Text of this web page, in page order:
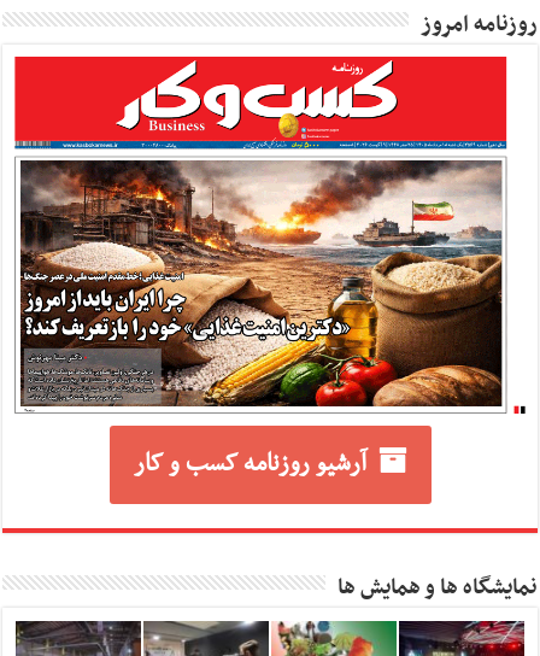
روزنامه امروز
آرشیو روزنامه کسب و کار
نمایشگاه ها و همایش ها